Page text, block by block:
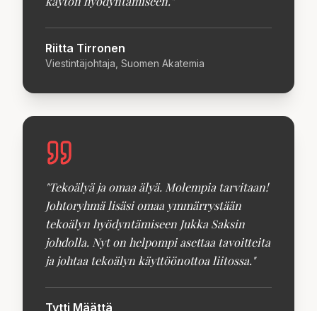
Riitta Tirronen
Viestintäjohtaja, Suomen Akatemia
"Tekoälyä ja omaa älyä. Molempia tarvitaan!
Johtoryhmä lisäsi omaa ymmärrystään
tekoälyn hyödyntämiseen Jukka Saksin
johdolla. Nyt on helpompi asettaa tavoitteita
ja johtaa tekoälyn käyttöönottoa liitossa."
Tytti Määttä